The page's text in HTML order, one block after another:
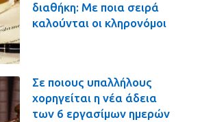
διαθήκη: Με ποια σειρά
καλούνται οι κληρονόμοι
Σε ποιους υπαλλήλους
χορηγείται η νέα άδεια
των 6 εργασίμων ημερών